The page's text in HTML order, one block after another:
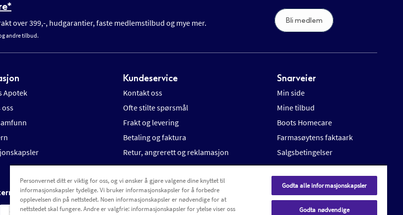
over 399,-, hudgarantier, faste medlemstilbud og mye mer.
andre tilbud.
Bli medlem
Apotek
Kundeservice
Kontakt oss
Ofte stilte spørsmål
Frakt og levering
Betaling og faktura
Retur, angrerett og reklamasjon
Snarveier
Min side
Mine tilbud
Boots Homecare
Farmasøytens faktaark
Salgsbetingelser
Personvernet ditt er viktig for oss, og vi ønsker å gjøre valgene dine knyttet til
informasjonskapsler tydelige. Vi bruker informasjonskapsler for å forbedre
opplevelsen din på nettstedet. Noen informasjonskapsler er nødvendige for at
nettstedet skal fungere. Andre er valgfrie: informasjonskapsler for ytelse viser oss
Godta alle informasjonskapsler
Godta nødvendige